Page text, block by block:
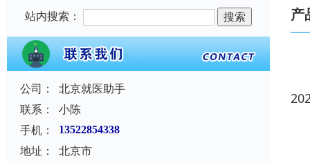
站内搜索：
公司：
北京就医助手
联系：
小陈
手机：
13522854338
地址：
北京市
产